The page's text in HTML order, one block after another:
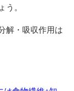
う。
解・吸収作用は